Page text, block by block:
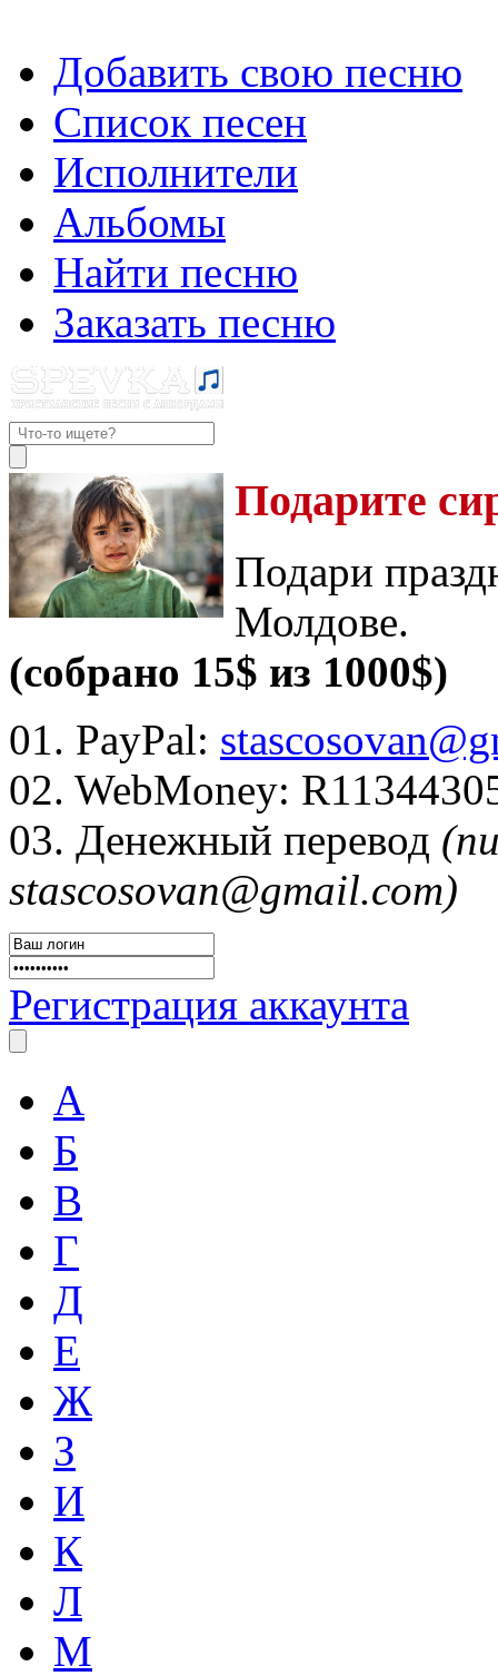
Добавить свою песню
Список песен
Исполнители
Альбомы
Найти песню
Заказать песню
Подарите
Подари
Молдове.
(собрано 15$ из 1000$)
01. PayPal:
02. WebMoney:
03. Денежный перевод
stascosovan@gmail.com)
Регистрация аккаунта
А
Б
В
Г
Д
Е
Ж
З
И
К
Л
М